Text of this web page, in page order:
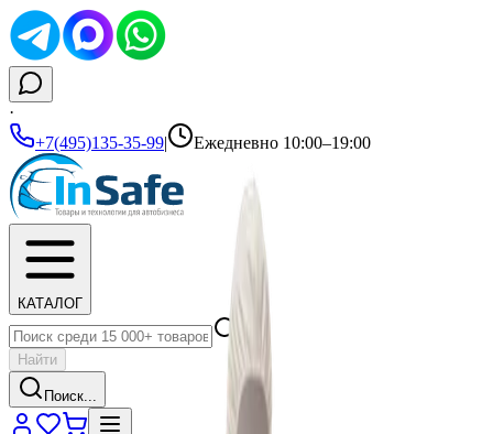
·
+7(495)135-35-99| Ежедневно 10:00–19:00
КАТАЛОГ
Найти
Поиск...